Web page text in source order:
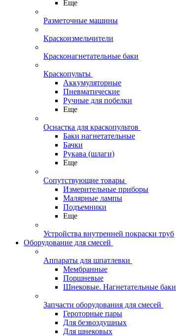
Еще
Разметочные машины
Краскоизмельчители
Красконагнетательные баки
Краскопульты
Аккумуляторные
Пневматические
Ручные для побелки
Еще
Оснастка для краскопультов
Баки нагнетательные
Бачки
Рукава (шлаги)
Еще
Сопутствующие товары
Измерительные приборы
Малярные лампы
Подъемники
Еще
Устройства внутренней покраски труб
Оборудование для смесей
Аппараты для шпатлевки
Мембранные
Поршневые
Шнековые. Нагнетательные баки
Запчасти оборудования для смесей
Героторные пары
Для безвоздушных
Для шнековых